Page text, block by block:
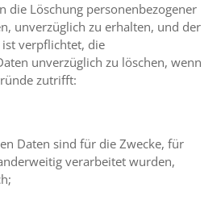
die Löschung personenbezogener
unverzüglich zu erhalten, und der
verpflichtet, die
unverzüglich zu löschen, wenn
zutrifft:
Daten sind für die Zwecke, für
verarbeitet wurden,